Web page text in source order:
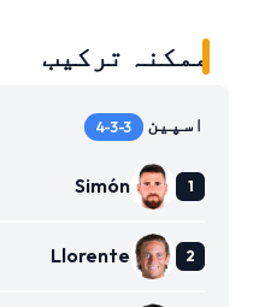
ممکنہ ترکیب
اسپین 4-3-3
Simón
Llorente